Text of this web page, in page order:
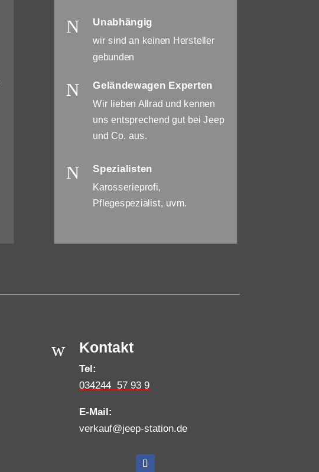
N Unabhängig
wir sind an keinen Hersteller
gebunden
N Geländewagen Experten
Wir lieben Allrad und kennen
uns entsprechend gut bei Jeep
und Co. aus.
N Spezialisten
Karosserieprofi,
Pflegespezialist, uvm.
w Kontakt
Tel:
034244 57 93 9
E-Mail:
verkauf@jeep-station.de